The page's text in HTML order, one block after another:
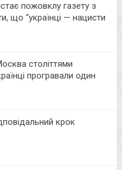
пожовклу газету з
що “українці — нацисти
століттями
програвали один
крок